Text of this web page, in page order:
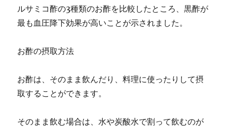
ルサミコ酢の3種類のお酢を比較したところ、黒酢が
最も血圧降下効果が高いことが示されました。
お酢の摂取方法
お酢は、そのまま飲んだり、料理に使ったりして摂
取することができます。
そのまま飲む場合は、水や炭酸水で割って飲むのが